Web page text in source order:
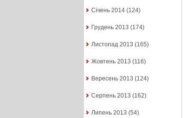
Січень 2014(124)
Грудень 2013 (174)
Листопад 2013 (165)
Жовтень 2013 (116)
Вересень 2013 (124)
Серпень 2013 (162)
Липень 2013 (54)